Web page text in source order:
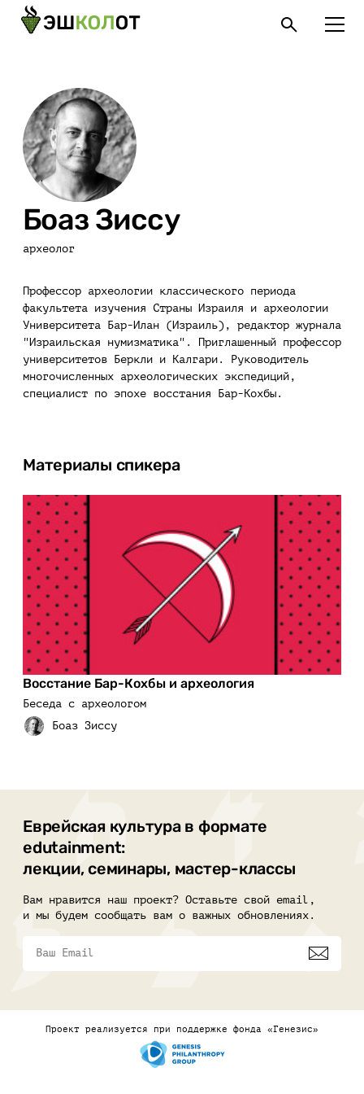
Боаз Зиссу
археолог
Профессор археологии классического периода
факультета изучения Страны Израиля и археологии
Университета Бар-Илан (Израиль), редактор журнала
"Израильская нумизматика". Приглашенный профессор
университетов Беркли и Калгари. Руководитель
многочисленных археологических экспедиций,
специалист по эпохе восстания Бар-Кохбы.
Материалы спикера
Восстание Бар-Кохбы и археология
Беседа с археологом
Еврейская культура в формате
edutainment:
лекции, семинары, мастер-классы
Вам нравится наш проект? Оставьте свой email,
и мы будем сообщать вам о важных обновлениях.
Проект реализуется при поддержке фонда «Генезис»